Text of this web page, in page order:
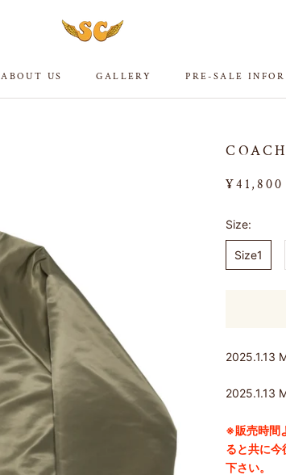
ABOUT US
GALLERY
PRE-SALE
¥41,800
Size:
Size1
2025.1.13
2025.1.13
※販売時間
ると共に今
下さい。